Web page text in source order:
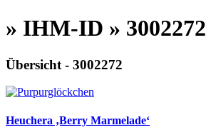
» IHM-ID » 3002272
Übersicht - 3002272
Heuchera ‚Berry Marmelade‘